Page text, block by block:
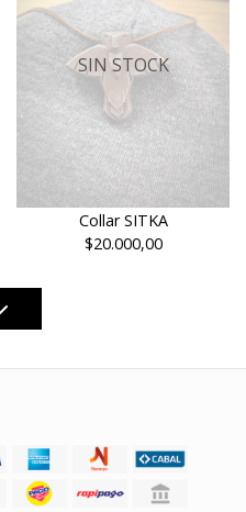
SIN STOCK
Collar SITKA
$20.000,00